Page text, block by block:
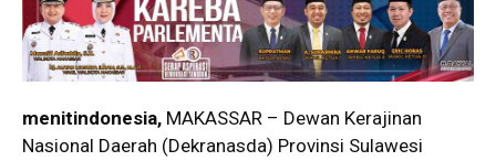
menitindonesia, MAKASSAR – Dewan Kerajinan
Nasional Daerah (Dekranasda) Provinsi Sulawesi